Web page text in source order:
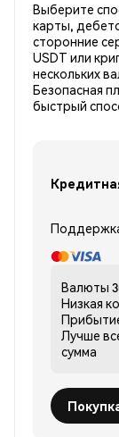
Выберите
карты,
сторонние
USDT или
нескольких
Безопасная
быстрый
Валюты
Низкая
Лучше
сумма